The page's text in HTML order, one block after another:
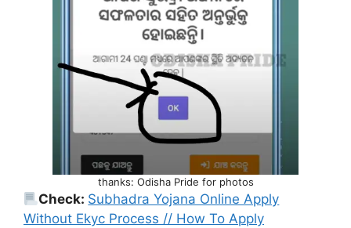
thanks: Odisha Pride for photos
Check: Subhadra Yojana Online Apply
Without Ekyc Process // How To Apply